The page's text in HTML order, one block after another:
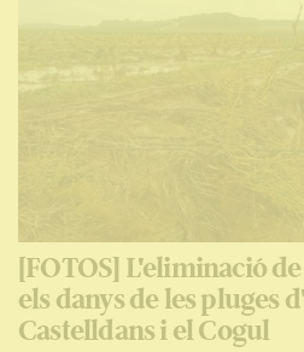
[FOTOS] L'eliminació
els danys de les pluges
Castelldans i el Cogul